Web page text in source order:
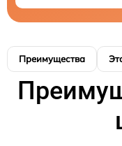
Преимущества